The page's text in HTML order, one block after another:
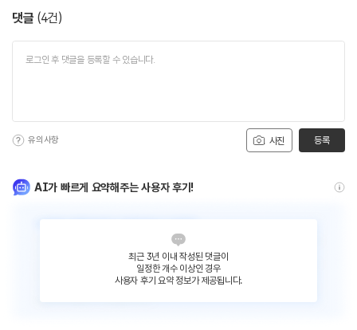
댓글 (4건)
사진
유의사항 등록
AI가 빠르게 요약해주는 사용자 후기!
최근 3년 이내 작성된 댓글이
일정한 개수 이상인 경우
사용자 후기 요약 정보가 제공됩니다.